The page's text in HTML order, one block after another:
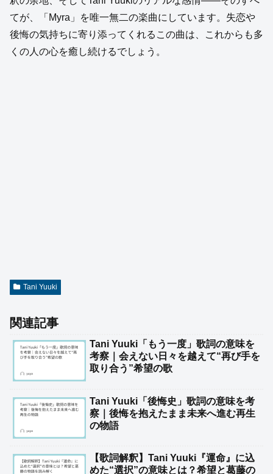
てが、「Myra」を唯一無二の楽曲にしています。失恋や
後悔の気持ちに寄り添ってくれるこの曲は、これからも多
くの人の心を癒し続けるでしょう。
Tani Yuuki
関連記事
Tani Yuuki「もう一度」歌詞の意味を
考察｜会えない日々を越えて“再び手を
取り合う”希望の歌
Tani Yuuki「後悔史」歌詞の意味を考
察｜後悔を抱えたまま未来へ進む再生
の物語
【歌詞解釈】Tani Yuuki『運命』に込
めた“選択”の意味とは？希望と葛藤の